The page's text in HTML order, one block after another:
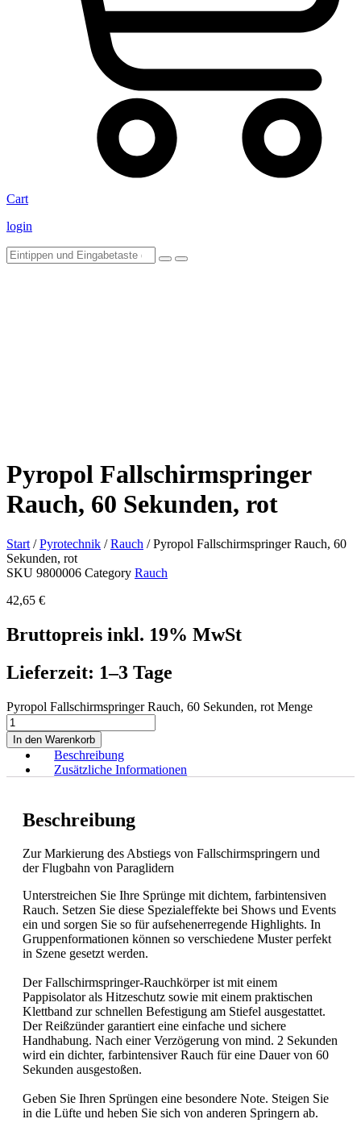
Cart
login
Pyropol Fallschirmspringer
Rauch, 60 Sekunden, rot
Start /Pyrotechnik /Rauch / Pyropol Fallschirmspringer Rauch, 60
Sekunden, rot
SKU 9800006 Category Rauch
42,65 €
Bruttopreis inkl. 19% MwSt
Lieferzeit: 1–3 Tage
Pyropol Fallschirmspringer Rauch, 60 Sekunden, rot Menge
In den Warenkorb
Beschreibung
Zusätzliche Informationen
Beschreibung
Zur Markierung des Abstiegs von Fallschirmspringern und
der Flugbahn von Paraglidern
Unterstreichen Sie Ihre Sprünge mit dichtem, farbintensiven
Rauch. Setzen Sie diese Spezialeffekte bei Shows und Events
ein und sorgen Sie so für aufsehenerregende Highlights. In
Gruppenformationen können so verschiedene Muster perfekt
in Szene gesetzt werden.
Der Fallschirmspringer-Rauchkörper ist mit einem
Pappisolator als Hitzeschutz sowie mit einem praktischen
Klettband zur schnellen Befestigung am Stiefel ausgestattet.
Der Reißzünder garantiert eine einfache und sichere
Handhabung. Nach einer Verzögerung von mind. 2 Sekunden
wird ein dichter, farbintensiver Rauch für eine Dauer von 60
Sekunden ausgestoßen.
Geben Sie Ihren Sprüngen eine besondere Note. Steigen Sie
in die Lüfte und heben Sie sich von anderen Springern ab.